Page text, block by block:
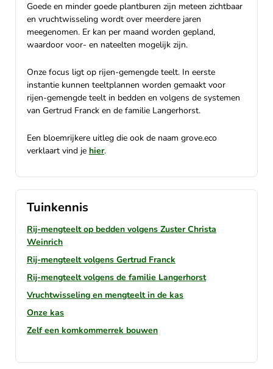
Goede en minder goede plantburen zijn meteen zichtbaar
en vruchtwisseling wordt over meerdere jaren
meegenomen. Er kan per maand worden gepland,
waardoor voor- en nateelten mogelijk zijn.
Onze focus ligt op rijen-gemengde teelt. In eerste
instantie kunnen teeltplannen worden gemaakt voor
rijen-gemengde teelt in bedden en volgens de systemen
van Gertrud Franck en de familie Langerhorst.
Een bloemrijkere uitleg die ook de naam grove.eco
verklaart vind je hier.
Tuinkennis
Rij-mengteelt op bedden volgens Zuster Christa
Weinrich
Rij-mengteelt volgens Gertrud Franck
Rij-mengteelt volgens de familie Langerhorst
Vruchtwisseling en mengteelt in de kas
Onze kas
Zelf een komkommerrek bouwen